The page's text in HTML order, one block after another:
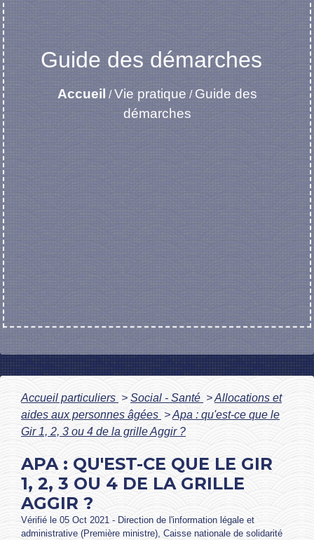
Guide des démarches
Accueil /Vie pratique / Guide des
démarches
Accueil particuliers > Social - Santé >Allocations et
aides aux personnes âgées >Apa : qu'est-ce que le
Gir 1, 2, 3 ou 4 de la grille Aggir ?
APA : QU'EST-CE QUE LE GIR
1, 2, 3 OU 4 DE LA GRILLE
AGGIR ?
Vérifié le 05 Oct 2021 - Direction de l'information légale et
administrative (Première ministre), Caisse nationale de solidarité